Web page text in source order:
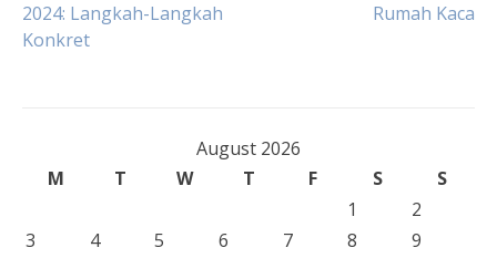
navigation
2024: Langkah-Langkah
Konkret
Rumah Kaca
August 2026
M
T W T F S
S
1
2
3
4 5 6 7 8
9